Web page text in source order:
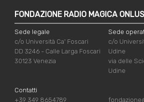
FONDAZIONE RADIO MAGICA ONLUS
Sede legale
c/o Università Ca' Foscari
DD 3246 - Calle Larga Foscari
30123 Venezia
Sede
c/o
Udine
via delle
Udine
Contatti
+39 349 8654789